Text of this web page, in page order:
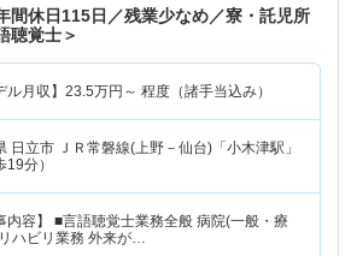
間休日115日／残業少なめ／寮・託児所
聴覚士＞
ル月収】 23.5万円～ 程度（諸手当込み）
日立市 ＪＲ常磐線(上野－仙台)「小木津駅」
19分）
容】 ■言語聴覚士業務全般 病院(一般・療
ハビリ業務 外来が…